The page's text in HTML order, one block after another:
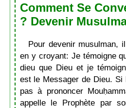
Comment Se
? Devenir
Pour devenir musulman,
en y croyant: Je témoigne
dieu que Dieu et je
est le Messager de Dieu. Si
pas à prononcer
appelle le Prophète par